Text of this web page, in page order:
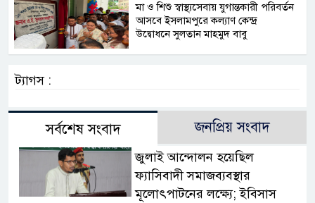
মা ও শিশু স্বাস্থ্যসেবায় যুগান্তকারী পরিবর্তন
আসবে ইসলামপুরে কল্যাণ কেন্দ্র
উদ্বোধনে সুলতান মাহমুদ বাবু
ট্যাগস :
সর্বশেষ সংবাদ জনপ্রিয় সংবাদ
জুলাই আন্দোলন হয়েছিল
ফ্যাসিবাদী সমাজব্যবস্থার
মূলোৎপাটনের লক্ষ্যে; ইবিসাস